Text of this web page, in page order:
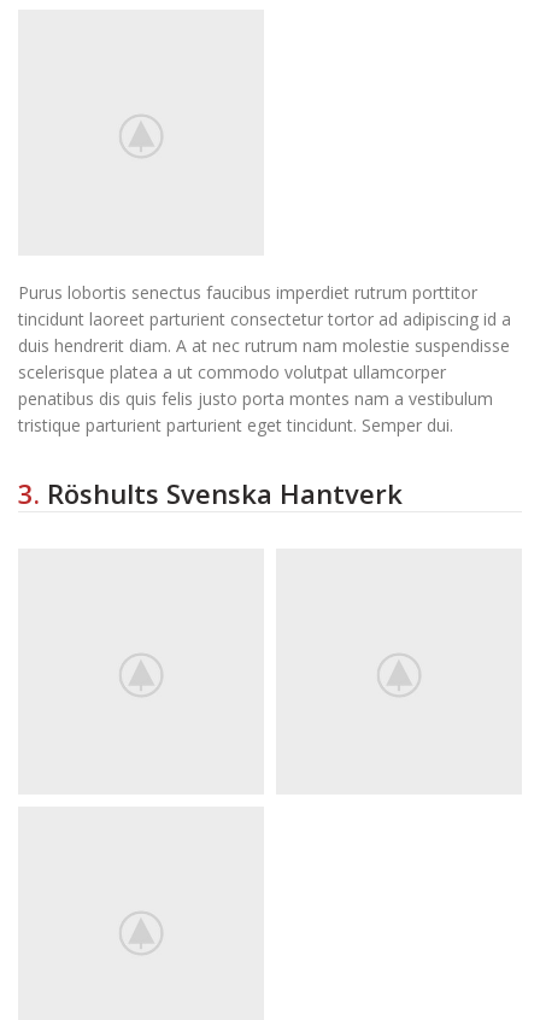
Purus lobortis senectus faucibus imperdiet rutrum porttitor
tincidunt laoreet parturient consectetur tortor ad adipiscing id a
duis hendrerit diam. A at nec rutrum nam molestie suspendisse
scelerisque platea a ut commodo volutpat ullamcorper
penatibus dis quis felis justo porta montes nam a vestibulum
tristique parturient parturient eget tincidunt. Semper dui.
3. Röshults Svenska Hantverk